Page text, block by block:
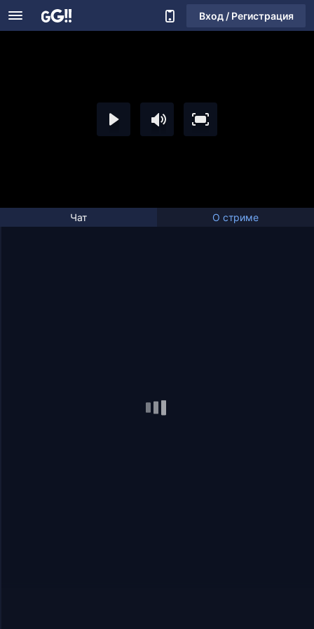
Вход / Регистрация
Чат О стриме